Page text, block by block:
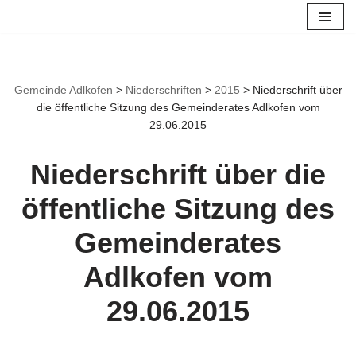
Gemeinde Adlkofen > Niederschriften > 2015 > Niederschrift über
die öffentliche Sitzung des Gemeinderates Adlkofen vom
29.06.2015
Niederschrift über die
öffentliche Sitzung des
Gemeinderates
Adlkofen vom
29.06.2015